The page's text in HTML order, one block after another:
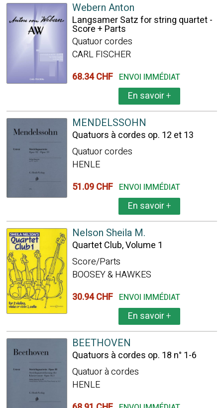
Webern Anton
Langsamer Satz for string quartet -
Score + Parts
Quatuor cordes
CARL FISCHER
68.34 CHF ENVOI IMMÉDIAT
En savoir+
MENDELSSOHN
Quatuors à cordes op. 12 et 13
Quatuor cordes
HENLE
51.09 CHF ENVOI IMMÉDIAT
En savoir+
Nelson Sheila M.
Quartet Club, Volume 1
Score/Parts
BOOSEY & HAWKES
30.94 CHF ENVOI IMMÉDIAT
En savoir+
BEETHOVEN
Quatuors à cordes op. 18 n° 1-6
Quatuor à cordes
HENLE